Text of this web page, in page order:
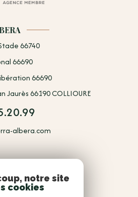
66740
66690
66690
Jaurès 66190 COLLIOURE
albera.com
Adhérents
notre site
cookies